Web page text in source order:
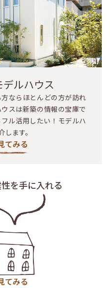
ルハウス
ならほとんどの方が訪れ
スは新築の情報の宝庫で
ル活用したい！モデルハ
ます。
てみる
を手に入れる
てみる